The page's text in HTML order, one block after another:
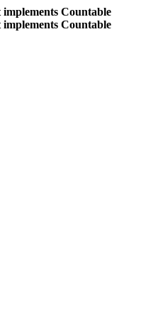
Countable
Countable